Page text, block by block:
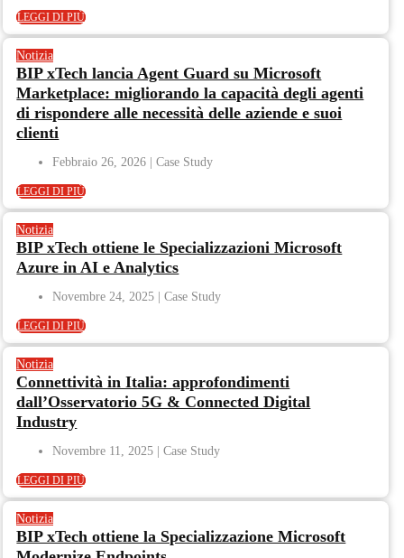
LEGGI DI PIÙ
Notizia
BIP xTech lancia Agent Guard su Microsoft
Marketplace: migliorando la capacità degli agenti
di rispondere alle necessità delle aziende e suoi
clienti
Febbraio 26, 2026
LEGGI DI PIÙ
Notizia
BIP xTech ottiene le Specializzazioni Microsoft
Azure in AI e Analytics
Novembre 24, 2025
LEGGI DI PIÙ
Notizia
Connettività in Italia: approfondimenti
dall’Osservatorio 5G & Connected Digital
Industry
Novembre 11, 2025
LEGGI DI PIÙ
Notizia
BIP xTech ottiene la Specializzazione Microsoft